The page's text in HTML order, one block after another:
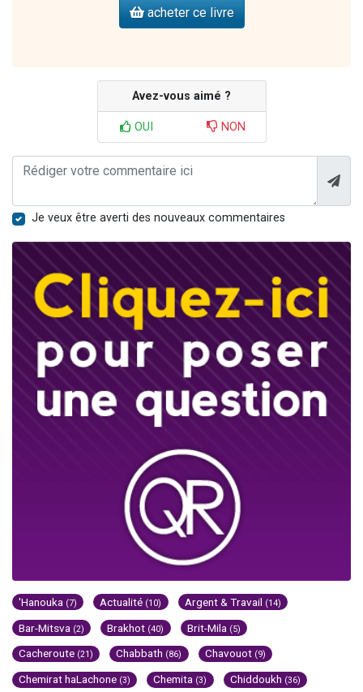
acheter ce livre
Avez-vous aimé ?
OUI NON
Je veux être averti des nouveaux commentaires
'Hanouka (7) Actualité (10) Argent & Travail (14)
Bar-Mitsva (2) Brakhot (40) Brit-Mila (5)
Cacheroute (21) Chabbath (86) Chavouot (9)
Chemirat haLachone (3) Chemita (3) Chiddoukh (36)